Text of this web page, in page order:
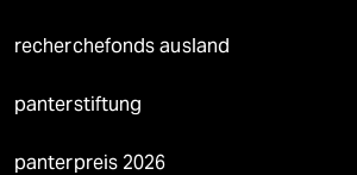
recherchefonds ausland
panterstiftung
panterpreis 2026